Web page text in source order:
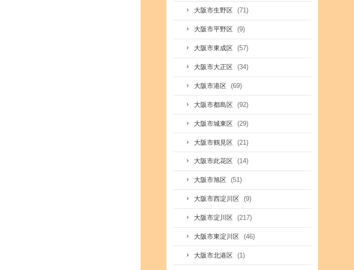
大阪市生野区 (71)
大阪市平野区 (9)
大阪市東成区 (57)
大阪市大正区 (34)
大阪市港区 (69)
大阪市都島区 (92)
大阪市城東区 (29)
大阪市鶴見区 (21)
大阪市此花区 (14)
大阪市旭区 (51)
大阪市西淀川区 (9)
大阪市淀川区 (217)
大阪市東淀川区 (46)
大阪市北港区 (1)